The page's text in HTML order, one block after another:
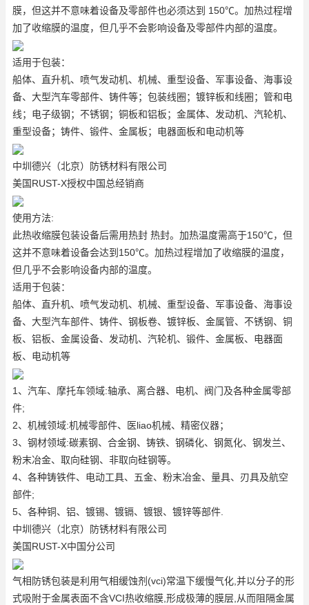
膜，但这并不意味着设备及零部件也必须达到 150℃。加热过程增
加了收缩膜的温度，但几乎不会影响设备及零部件内部的温度。
适用于包装：
船体、直升机、喷气发动机、机械、重型设备、军事设备、海事设
备、大型汽车零部件、铸件等；包装线圈；镀锌板和线圈；管和电
线；电子级钢；不锈钢；铜板和铝板；金属体、发动机、汽轮机、
重型设备；铸件、锻件、金属板；电器面板和电动机等
中圳德兴（北京）防锈材料有限公司
美国RUST-X授权中国总经销商
使用方法:
此热收缩膜包装设备后需用热封 热封。加热温度需高于150℃，但
这并不意味着设备会达到150℃。加热过程增加了收缩膜的温度，
但几乎不会影响设备内部的温度。
适用于包装：
船体、直升机、喷气发动机、机械、重型设备、军事设备、海事设
备、大型汽车部件、铸件、钢板卷、镀锌板、金属管、不锈钢、铜
板、铝板、金属设备、发动机、汽轮机、锻件、金属板、电器面
板、电动机等
1、汽车、摩托车领域:轴承、离合器、电机、阀门及各种金属零部
件;
2、机械领域:机械零部件、医liao机械、精密仪器；
3、钢材领域:碳素钢、合金钢、铸铁、钢磷化、钢氮化、钢发兰、
粉末冶金、取向硅钢、非取向硅钢等。
4、各种铸铁件、电动工具、五金、粉末冶金、量具、刃具及航空
部件;
5、各种铜、铝、镀锡、镀镉、镀银、镀锌等部件.
中圳德兴（北京）防锈材料有限公司
美国RUST-X中国分公司
气相防锈包装是利用气相缓蚀剂(vci)常温下缓慢气化,并以分子的形
式吸附于金属表面不含VCI热收缩膜 ,形成极薄的膜层,从而阻隔金属